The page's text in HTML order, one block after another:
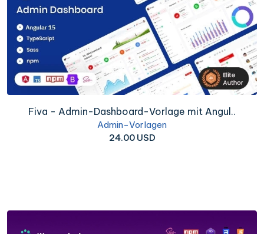
Fiva - Admin-Dashboard-Vorlage mit Angul..
Admin-Vorlagen
24.00 USD